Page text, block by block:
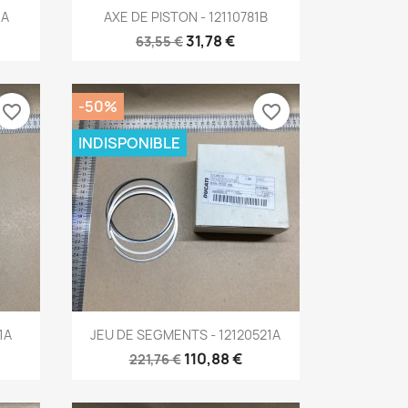
Aperçu rapide
AXE DE PISTON - 12110781B
63,55 €31,78 €
favorite_border
Aperçu rapide
JEU DE SEGMENTS - 12120521A
221,76 € 110,88 €
-50%
INDISPONIBLE
favorite_border